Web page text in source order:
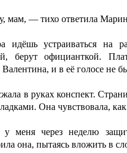
— тихо ответила
идёшь устраиваться на
берут официанткой.
Валентина, и в её голосе не
в руках конспект.
Она чувствовала,
меня через неделю
она, пытаясь вложить в